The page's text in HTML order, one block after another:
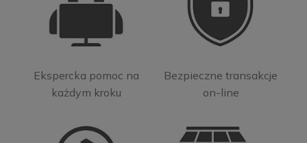
Ekspercka pomoc na
każdym kroku
Bezpieczne transakcje
on-line